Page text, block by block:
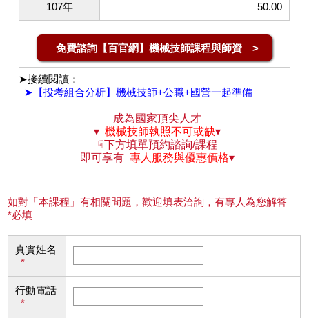
107年 50.00
免費諮詢【百官網】機械技師課程與師資 >
➤接續閱讀：
➤【投考組合分析】機械技師+公職+國營一起準備
成為國家頂尖人才
▾ 機械技師執照不可或缺▾
☟下方填單預約諮詢/課程
即可享有 專人服務與優惠價格▾
如對「本課程」有相關問題，歡迎填表洽詢，有專人為您解答
*必填
真實姓名
*
行動電話
*